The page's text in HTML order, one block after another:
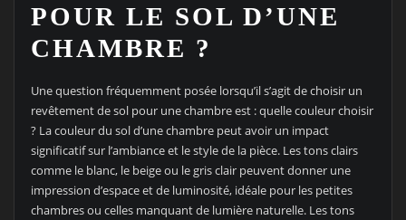
POUR LE SOL D’UNE
CHAMBRE ?
Une question fréquemment posée lorsqu’il s’agit de choisir un
revêtement de sol pour une chambre est : quelle couleur choisir
? La couleur du sol d’une chambre peut avoir un impact
significatif sur l’ambiance et le style de la pièce. Les tons clairs
comme le blanc, le beige ou le gris clair peuvent donner une
impression d’espace et de luminosité, idéale pour les petites
chambres ou celles manquant de lumière naturelle. Les tons